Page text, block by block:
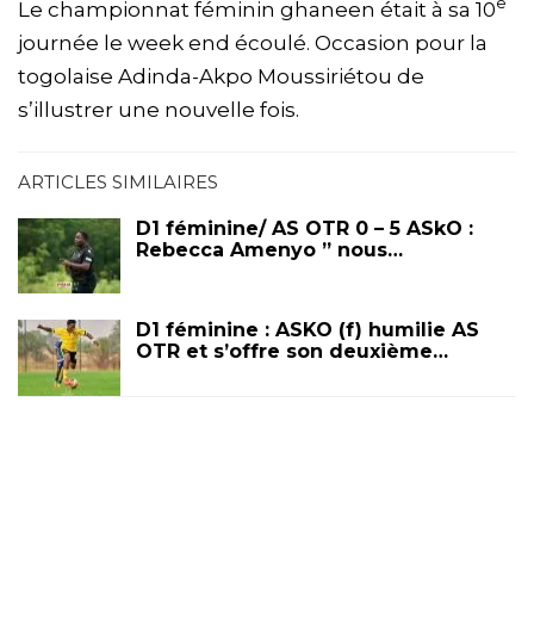
Le championnat féminin ghaneen était à sa 10
journée le week end écoulé. Occasion pour la
togolaise Adinda-Akpo Moussiriétou de
s’illustrer une nouvelle fois.
ARTICLES SIMILAIRES
D1 féminine/ AS OTR 0 – 5 ASkO :
Rebecca Amenyo ” nous…
D1 féminine : ASKO (f) humilie AS
OTR et s’offre son deuxième…